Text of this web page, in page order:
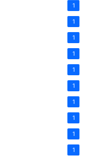
1
1
1
1
1
1
1
1
1
1